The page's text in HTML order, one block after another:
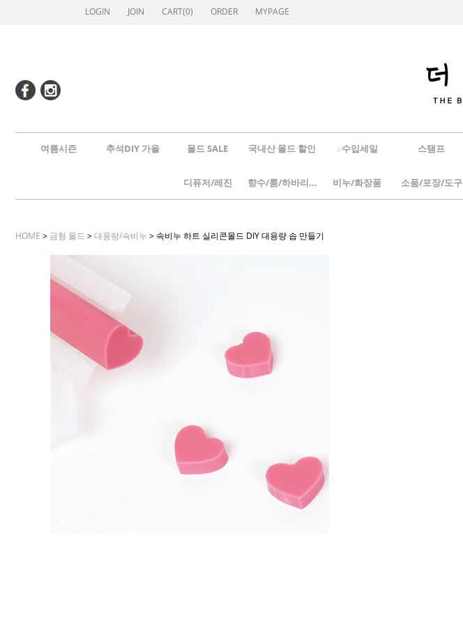
LOGIN JOIN CART(0) ORDER MYPAGE
여름시즌 추석DIY 가을 몰드 SALE 국내산 몰드 할인 ☆수입세일 스탬프
디퓨저/레진 향수/룸/하바리움 비누/화장품 소품/포장/도구
HOME > 금형 몰드 >대용량/속비누 > 속비누 하트 실리콘몰드 DIY 대용량 솝 만들기